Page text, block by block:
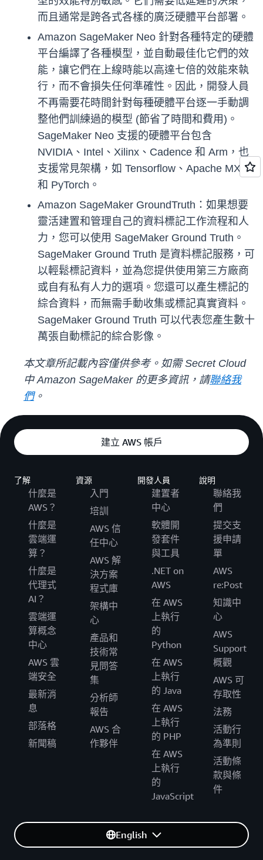
而且通常是跨各式各樣的廣泛硬體平台部署。
Amazon SageMaker Neo 針對各種特定的硬體
平台編譯了各種模型，並自動最佳化它們的效
能，讓它們在上線時能以高達七倍的效能來執
行，而不會損失任何準確性。因此，開發人員
不再需要花時間針對每種硬體平台逐一手動調
整他們訓練過的模型 (節省了時間和費用)。
SageMaker Neo 支援的硬體平台包含
NVIDIA、Intel、Xilinx、Cadence 和 Arm，也
支援常見架構，如 Tensorflow、Apache MXNet
和 PyTorch。
Amazon SageMaker GroundTruth：如果想要
靈活建置和管理自己的資料標記工作流程和人
力，您可以使用 SageMaker Ground Truth。
SageMaker Ground Truth 是資料標記服務，可
以輕鬆標記資料，並為您提供使用第三方廠商
或自有私有人力的選項。您還可以產生標記的
綜合資料，而無需手動收集或標記真實資料。
SageMaker Ground Truth 可以代表您產生數十
萬張自動標記的綜合影像。
本文章所記載內容僅供參考。如需 Secret Cloud
中 Amazon SageMaker 的更多資訊，請聯絡我
們。
建立 AWS 帳戶
了解
什麼是
AWS？
什麼是
雲端運
算？
什麼是
代理式
AI？
雲端運
算概念
中心
AWS 雲
端安全
最新消
息
部落格
新聞稿
資源
入門
培訓
AWS 信
任中心
AWS 解
決方案
程式庫
架構中
心
產品和
技術常
見問答
集
分析師
報告
AWS 合
作夥伴
開發人員
建置者
中心
軟體開
發套件
與工具
.NET on
AWS
在 AWS
上執行
的
Python
在 AWS
上執行
的 Java
在 AWS
上執行
的 PHP
在 AWS
上執行
的
JavaScript
說明
聯絡我
們
提交支
援申請
單
AWS
re:Post
知識中
心
AWS
Support
概觀
AWS 可
存取性
法務
活動行
為準則
活動條
款與條
件
English